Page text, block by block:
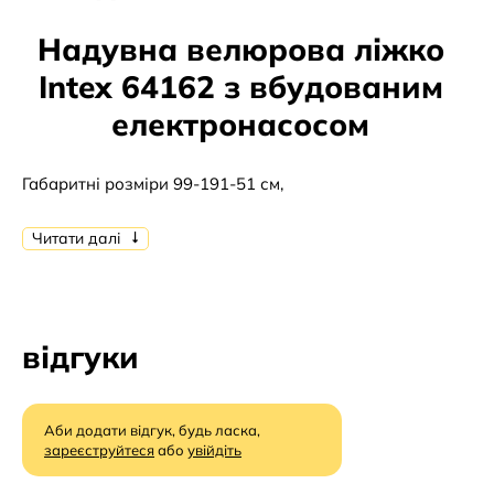
Надувна велюрова ліжко
Intex 64162 з вбудованим
електронасосом
Габаритні розміри 99-191-51 см,
з вбудованим електронасосом 220В
Читати далі
відгуки
Аби додати відгук, будь ласка,
зареєструйтесяабо увійдіть